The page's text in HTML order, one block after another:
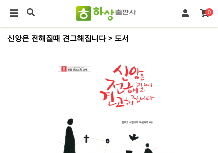
0
신앙은 전해질때 견고해집니다 > 도서